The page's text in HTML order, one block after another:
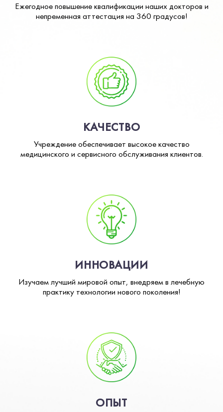
Ежегодное повышение квалификации наших докторов и
непременная аттестация на 360 градусов!
КАЧЕСТВО
Учреждение обеспечивает высокое качество
медицинского и сервисного обслуживания клиентов.
ИННОВАЦИИ
Изучаем лучший мировой опыт, внедряем в лечебную
практику технологии нового поколения!
ОПЫТ